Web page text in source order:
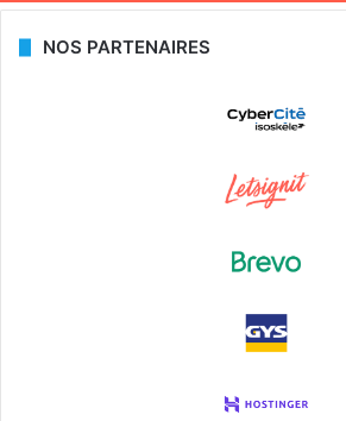
NOS PARTENAIRES